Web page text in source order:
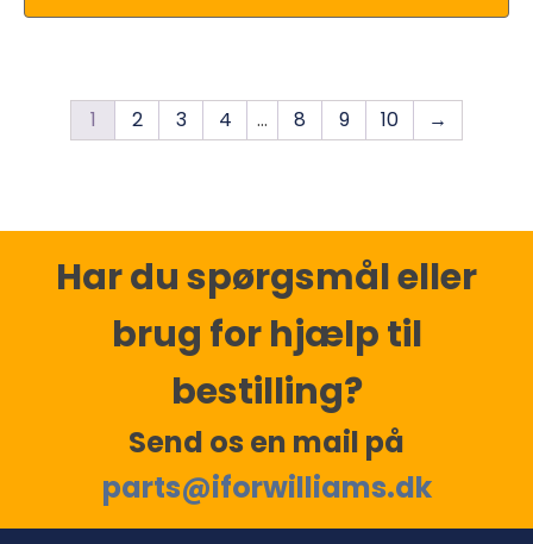
1 2 3 4 … 8 9 10 →
Har du spørgsmål eller
brug for hjælp til
bestilling?
Send os en mail på
parts@iforwilliams.dk